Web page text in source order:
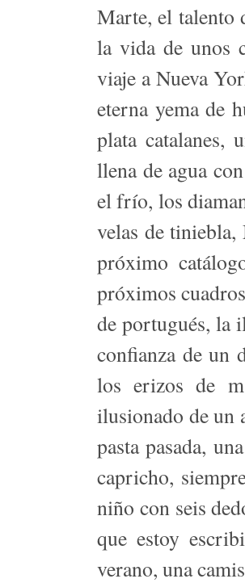
Marte, el talento
la vida de unos
viaje a Nueva
eterna yema de
plata catalanes,
llena de agua
el frío, los
velas de
próximo
próximos
de portugués, la
confianza de un
los erizos de
ilusionado de un
pasta pasada,
capricho,
niño con seis
que estoy
verano, una